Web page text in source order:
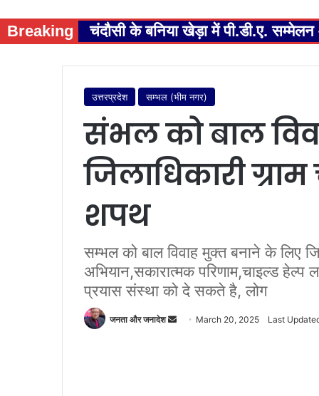
Breaking चंदौसी के बनिया खेड़ा में पी.डी.ए.
उत्तरप्रदेश सम्भल (भीम नगर)
संभल को बाल
जिलाधिकारी
शपथ
सम्भल को बाल विवाह मुक्त बनाने के लिए
अभियान,सकारात्मक परिणाम,चाइल्ड हेल्प
प्रयास संस्था को दे सकते है, लोग
जनता और जनादेश March 20, 2025 Last